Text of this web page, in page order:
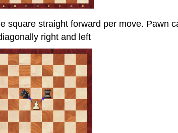
square straight forward per move. Pawn
right and left